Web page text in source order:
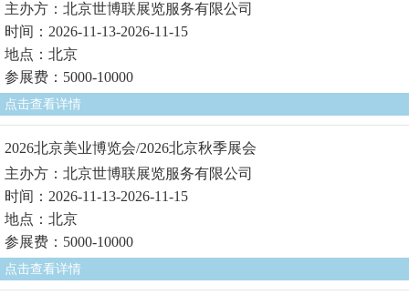
主办方：北京世博联展览服务有限公司
时间：2026-11-13-2026-11-15
地点：北京
参展费：5000-10000
点击查看详情
2026北京美业博览会/2026北京秋季展会
主办方：北京世博联展览服务有限公司
时间：2026-11-13-2026-11-15
地点：北京
参展费：5000-10000
点击查看详情